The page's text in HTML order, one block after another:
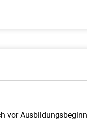
vor Ausbildungsbeginn